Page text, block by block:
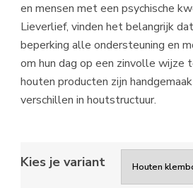
en mensen met een psychische
Lieverlief, vinden het belangrijk
beperking alle ondersteuning en
om hun dag op een zinvolle wijze
houten producten zijn
verschillen in houtstructuur.
Kies je variant